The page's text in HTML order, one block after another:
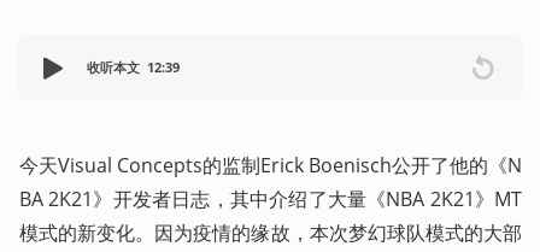
收听本文 12:39
今天Visual Concepts的监制Erick Boenisch公开了他的《N
BA 2K21》开发者日志，其中介绍了大量《NBA 2K21》MT
模式的新变化。因为疫情的缘故，本次梦幻球队模式的大部